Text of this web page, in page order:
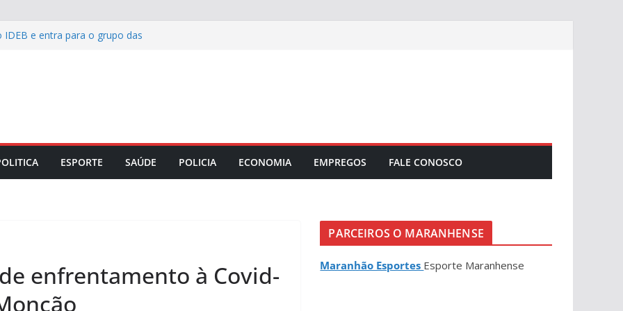
e entra para o grupo das
e reforça rede de saúde bucal
garante benefícios a pacientes do
ESPORTE SAÚDE POLICIA ECONOMIA EMPREGOS FALE CONOSCO
enfrentamento à Covid-
PARCEIROS O MARANHENSE
Maranhão Esportes Esporte Maranhense